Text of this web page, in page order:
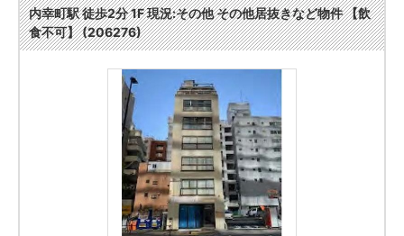
内幸町駅 徒歩2分 1F 現況:その他 その他居抜きなど物件 【飲
食不可】 (206276)